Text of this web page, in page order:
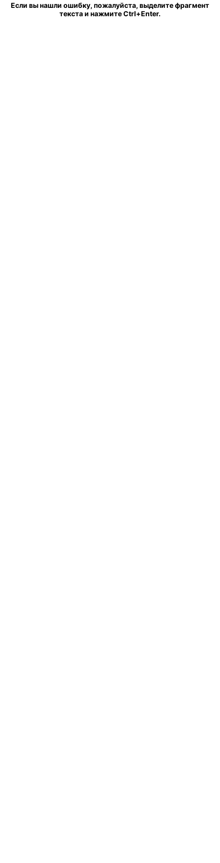
Если вы нашли ошибку, пожалуйста, выделите фрагмент
текста и нажмите Ctrl+Enter.